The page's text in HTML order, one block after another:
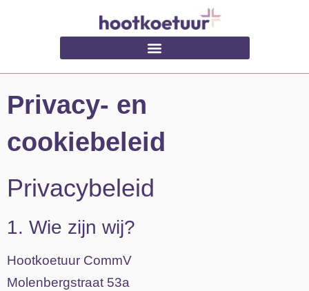
Privacy- en
cookiebeleid
Privacybeleid
1. Wie zijn wij?
Hootkoetuur CommV
Molenbergstraat 53a